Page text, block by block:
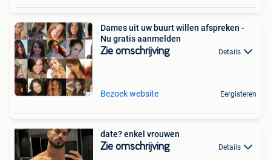
Dames uit uw buurt willen afspreken -
Nu gratis aanmelden
Zie omschrijving Details
Bezoek website Eergisteren
date? enkel vrouwen
Zie omschrijving Details